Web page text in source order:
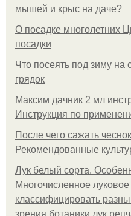
мышей и крыс на даче?
О посадке многолетних
посадки
Что посеять под зиму на
грядок
Максим дачник 2 мл
Инструкция по
После чего сажать
Рекомендованные
Лук белый сорта.
Многочисленное
классифицировать
зрения ботаники лук